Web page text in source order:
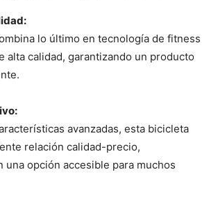
lo último en tecnología de fitness
alta calidad, garantizando un producto
avanzadas, esta bicicleta
relación calidad-precio,
una opción accesible para muchos